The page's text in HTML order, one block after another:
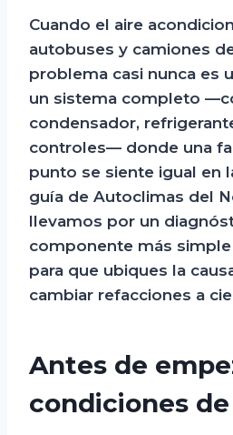
Cuando el aire
autobuses y camiones
problema casi nunca es
un sistema completo
condensador,
controles— donde una
punto se siente igual en
guía de Autoclimas del
llevamos por un
componente más
para que ubiques la
cambiar refacciones a
Antes de
condiciones